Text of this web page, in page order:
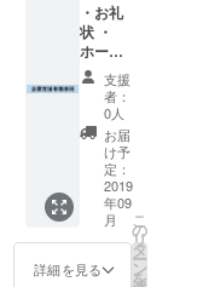
・お礼
状 ・
ホーム
ページ
作成後
パトロ
ン紹介
ページ
「仮」
での企
業名記
2点
支援
者：
0人
お届
け予
定：
2019
年09
月
詳細を見る
こ
の
リ
タ
ー
ン
を